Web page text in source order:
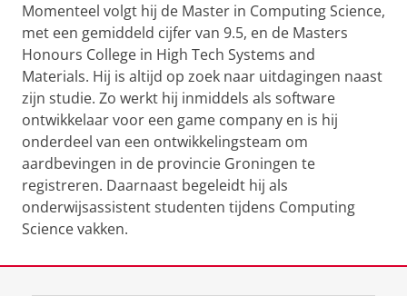
Momenteel volgt hij de Master in Computing Science,
met een gemiddeld cijfer van 9.5, en de Masters
Honours College in High Tech Systems and
Materials. Hij is altijd op zoek naar uitdagingen naast
zijn studie. Zo werkt hij inmiddels als software
ontwikkelaar voor een game company en is hij
onderdeel van een ontwikkelingsteam om
aardbevingen in de provincie Groningen te
registreren. Daarnaast begeleidt hij als
onderwijsassistent studenten tijdens Computing
Science vakken.